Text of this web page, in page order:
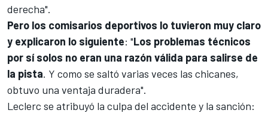
derecha".
Pero los comisarios deportivos lo tuvieron muy claro
y explicaron lo siguiente: "Los problemas técnicos
por sí solos no eran una razón válida para salirse de
la pista. Y como se saltó varias veces las chicanes,
obtuvo una ventaja duradera".
Leclerc se atribuyó la culpa del accidente y la sanción: